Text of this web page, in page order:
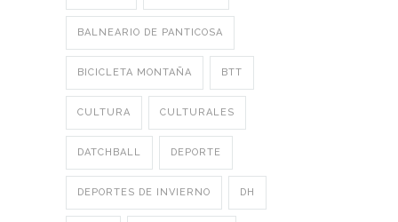
BALNEARIO DE PANTICOSA
BICICLETA MONTAÑA BTT
CULTURA CULTURALES
DATCHBALL DEPORTE
DEPORTES DE INVIERNO DH